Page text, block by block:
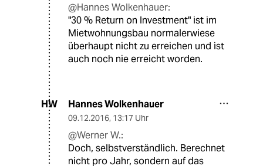
@Hannes Wolkenhauer:
"30 % Return on Investment" ist im
Mietwohnungsbau normalerwiese
überhaupt nicht zu erreichen und ist
auch noch nie erreicht worden.
HW Hannes Wolkenhauer
09.12.2016, 13:17 Uhr
@Werner W.:
Doch, selbstverständlich. Berechnet
nicht pro Jahr, sondern auf das